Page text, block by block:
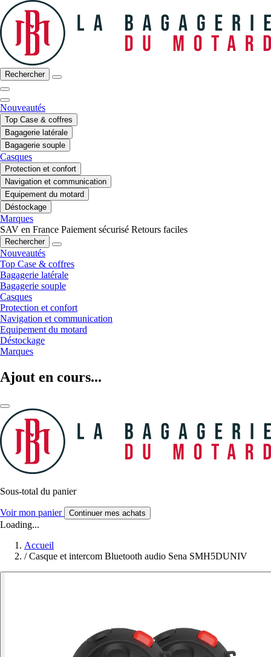
Rechercher
Nouveautés
Top Case & coffres
Bagagerie latérale
Bagagerie souple
Casques
Protection et confort
Navigation et communication
Equipement du motard
Déstockage
Marques
SAV en France Paiement sécurisé Retours faciles
Rechercher
Nouveautés
Top Case & coffres
Bagagerie latérale
Bagagerie souple
Casques
Protection et confort
Navigation et communication
Equipement du motard
Déstockage
Marques
Ajout en cours...
Sous-total du panier
Voir mon panier Continuer mes achats
Loading...
Accueil
/ Casque et intercom Bluetooth audio Sena SMH5DUNIV